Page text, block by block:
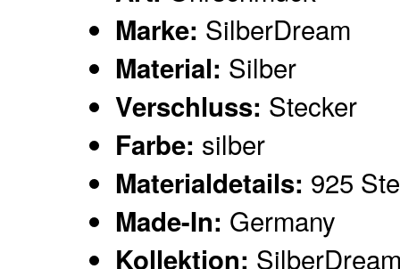
Marke: SilberDream
Material: Silber
Verschluss: Stecker
Farbe: silber
Materialdetails: 925
Made-In: Germany
Kollektion: